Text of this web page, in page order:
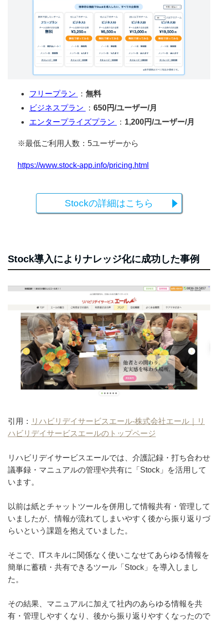
フリープラン ： 無料
ビジネスプラン
： 650円/ユーザー/月
エンタープライズプラン
： 1,200円/ユーザー/月
※最低ご利用人数：5ユーザーから
https://www.stock-app.info/pricing.html
Stockの詳細はこちら
Stock導入によりナレッジ化に成功した事例
引用： リハビリデイサービスエール-株式会社エール｜リ
ハビリデイサービスエールのトップページ
リハビリデイサービスエールでは、介護記録・打ち合わせ
議事録・マニュアルの管理や共有に「Stock」を活用して
います。
以前は紙とチャットツールを併用して情報共有・管理して
いましたが、情報が流れてしまいやすく後から振り返りづ
らいという課題を抱えていました。
そこで、ITスキルに関係なく使いこなせてあらゆる情報を
簡単に蓄積・共有できるツール「Stock」を導入しまし
た。
その結果、マニュアルに加えて社内のあらゆる情報を共
有・管理しやすくなり、後から振り返りやすくなったので